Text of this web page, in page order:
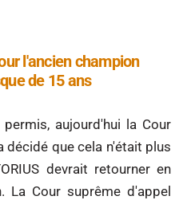
l'ancien champion
de 15 ans
aujourd'hui la Cour
décidé que cela n'était plus
devrait retourner en
Cour suprême d'appel